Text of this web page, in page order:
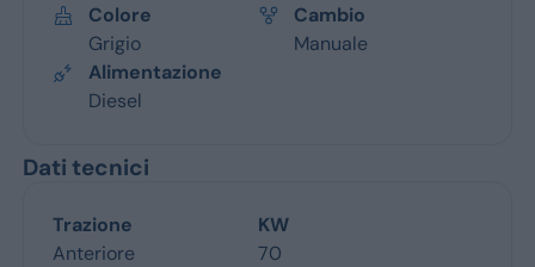
Colore
Grigio
Cambio
Manuale
Alimentazione
Diesel
Dati tecnici
Trazione
Anteriore
KW
70